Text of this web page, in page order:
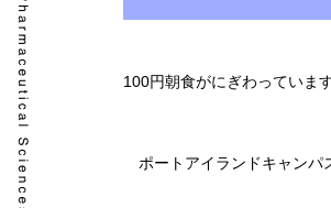
100円朝食がにぎわっています
ポートアイランドキャンパ